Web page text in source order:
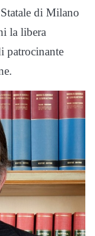
di Milano
la libera
patrocinante